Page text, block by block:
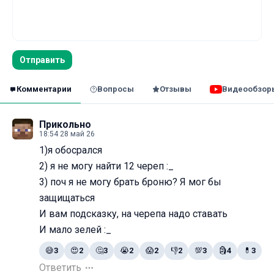
Отправить
Комментарии Вопросы Отзывы
Прикольно
18:54 28 май 26
1)я обосрался
2) я не могу найти 12 череп :_
3) поч я не могу брать броню? Я мог бы
защищаться
И вам подсказку, на черепа надо ставать
И мало зелей :_
Ответить
😅3 😍2 🤔3 😭2 😱2 👎2 💯3 🗿4 💊 3